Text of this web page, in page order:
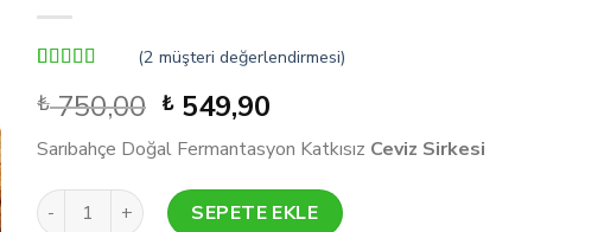
puanına
dayanarak 5
üzerinden
5.00puan
(2 müşteri değerlendirmesi)
₺750,00 Orijinal
fiyat:
₺ 750,00.
₺ 549,90
andaki
fiyat:
₺ 549,90.
Sarıbahçe Doğal Fermantasyon Katkısız Ceviz Sirkesi
Ceviz Sirkesi Doğal Fermente 500 ml 2'Li Paket adet
SEPETE EKLE